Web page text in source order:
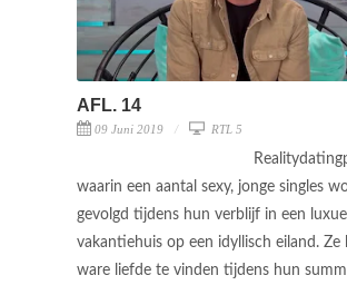
AFL. 14
09 Juni 2019 RTL 5
waarin een aantal sexy, jonge singles
gevolgd tijdens hun verblijf in een
vakantiehuis op een idyllisch eiland. Ze
ware liefde te vinden tijdens hun